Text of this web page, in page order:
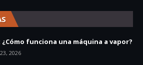
¿Cómo funciona una máquina a vapor?
2026